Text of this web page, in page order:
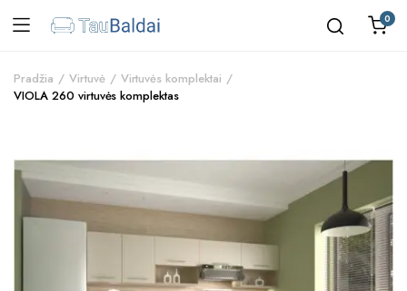
0
Pradžia Virtuvė
Virtuvės komplektai
VIOLA 260 virtuvės komplektas